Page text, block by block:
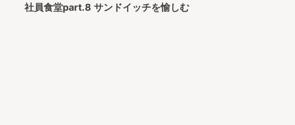
社員食堂part.8 サンドイッチを愉しむ